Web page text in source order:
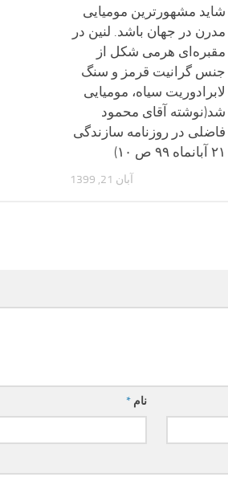
شاید مشهورترین مومیایی
مدرن در جهان باشد. لنین در
مقبره‌ای هرمی شکل از
جنس گرانیت قرمز و سنگ
لابرادوریت سیاه، مومیایی
شد(نوشته آقای محمود
فاضلی در روزنامه سازندگی
۲۱ آبانماه ۹۹ ص ۱۰)
آبان 21, 1399
نام*